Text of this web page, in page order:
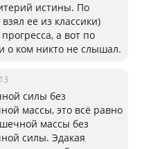
истины. По
ее из классики)
а вот по
о ком никто не слышал.
силы без
массы, это всё равно
массы без
силы. Эдакая